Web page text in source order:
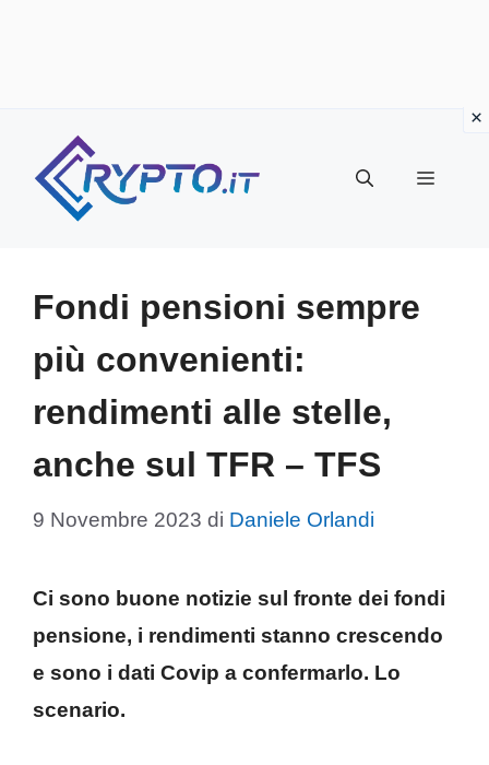
contenuto
Menu
Fondi pensioni sempre
più convenienti:
rendimenti alle stelle,
anche sul TFR – TFS
9 Novembre 2023 di Daniele Orlandi
Ci sono buone notizie sul fronte dei fondi
pensione, i rendimenti stanno crescendo
e sono i dati Covip a confermarlo. Lo
scenario.